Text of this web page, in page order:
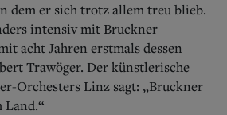
dem er sich trotz allem treu blieb.
intensiv mit Bruckner
acht Jahren erstmals dessen
Trawöger. Der künstlerische
Orchesters Linz sagt: „Bruckner
Land.“